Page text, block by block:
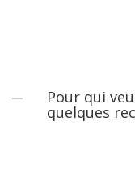
Pour qui
quelques